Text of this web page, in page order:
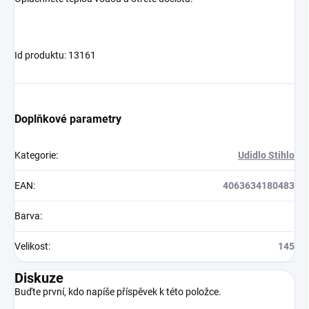
Id produktu: 13161
Doplňkové parametry
Kategorie: Udidlo Stihlo
EAN: 4063634180483
Barva:
Velikost: 145
Diskuze
Buďte první, kdo napíše příspěvek k této položce.